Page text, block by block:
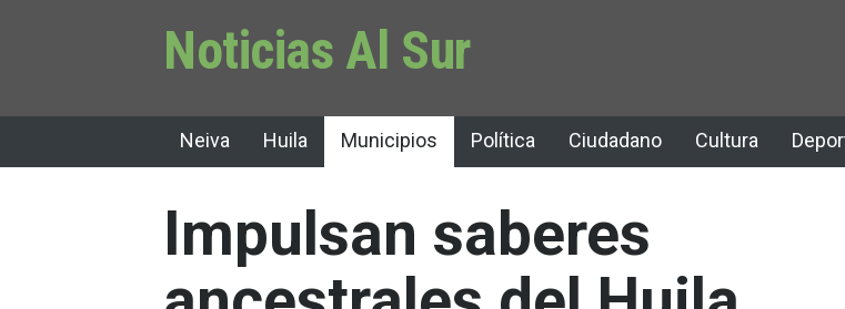
Noticias Al Sur
Neiva Huila Municipios Política Ciudadano Cultura
Impulsan saberes